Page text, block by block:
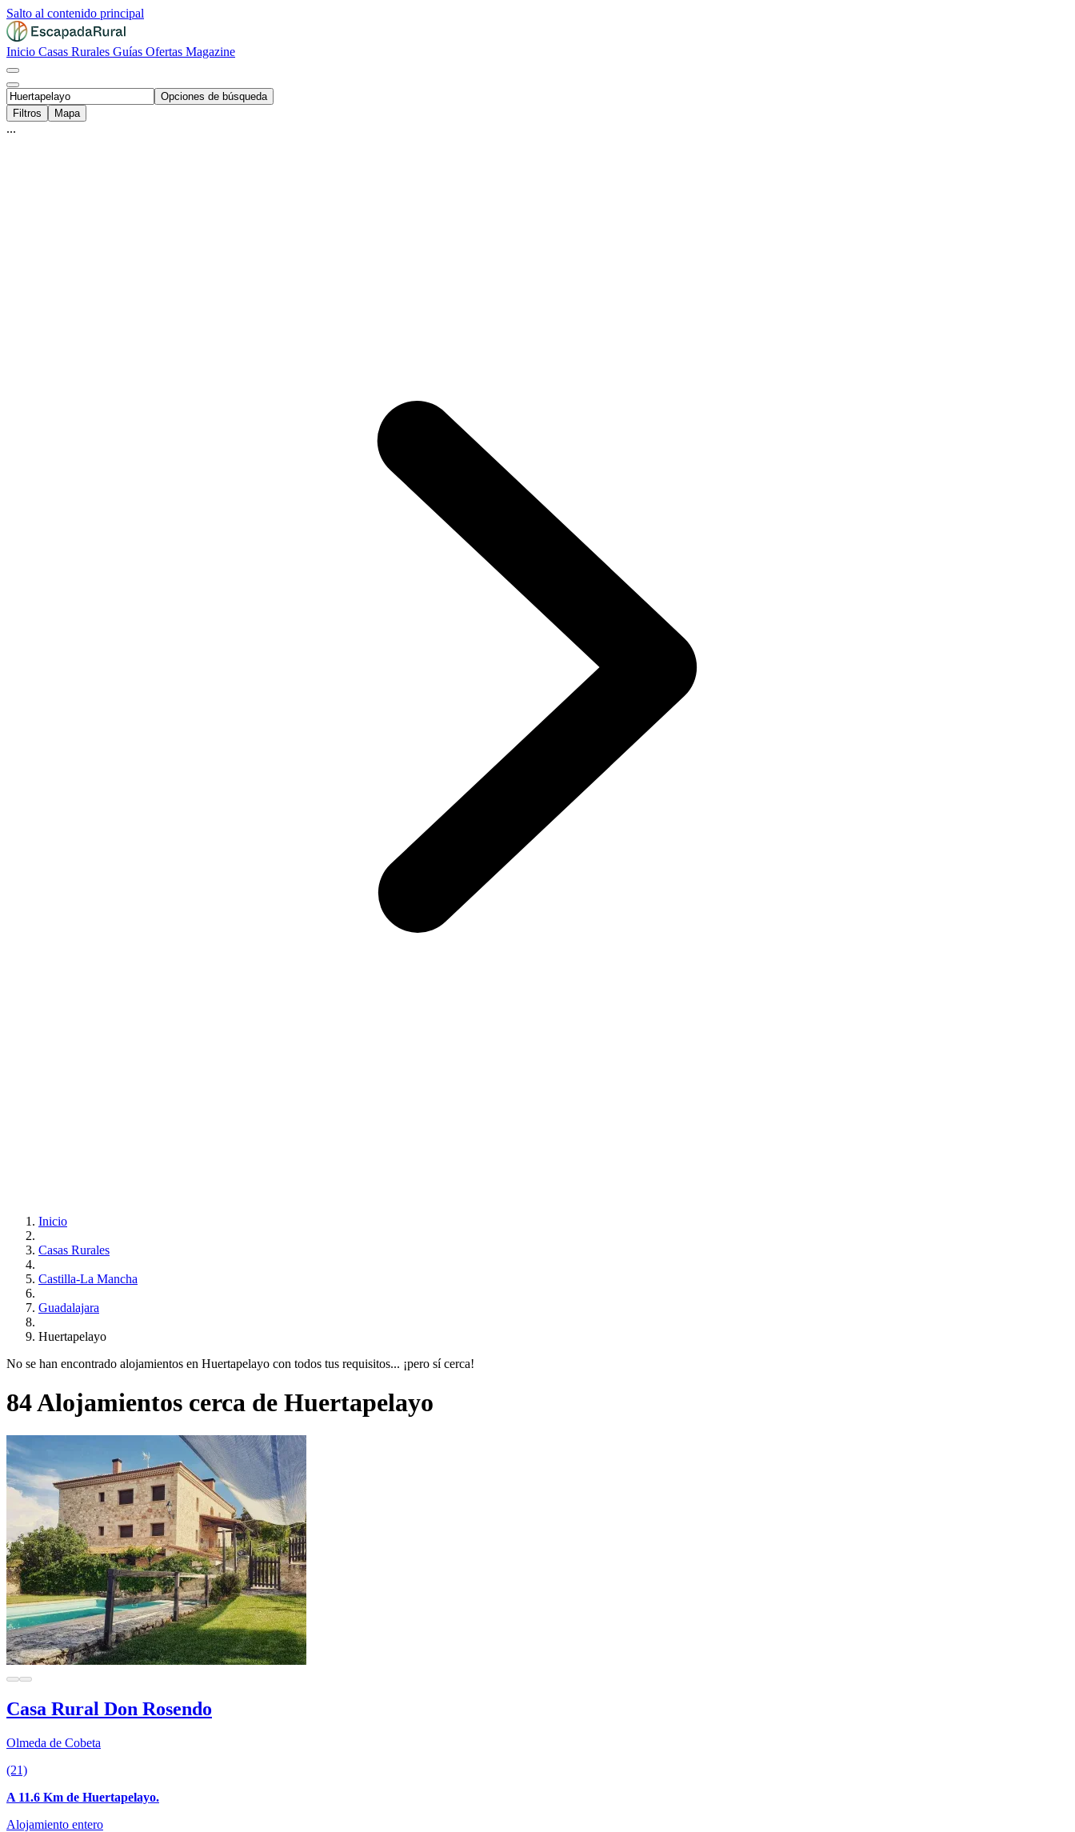
Salto al contenido principal
Inicio Casas Rurales Guías Ofertas Magazine
Opciones de búsqueda
Filtros
Mapa
...
Inicio
Casas Rurales
Castilla-La Mancha
Guadalajara
Huertapelayo
No se han encontrado alojamientos en Huertapelayo con todos tus requisitos... ¡pero sí cerca!
84 Alojamientos cerca de Huertapelayo
Casa Rural Don Rosendo
Olmeda de Cobeta
(21)
A 11.6 Km de Huertapelayo.
Alojamiento entero